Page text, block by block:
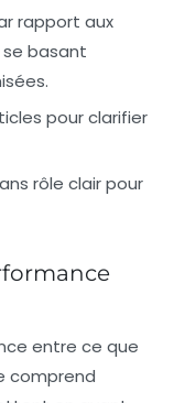
rapport aux
se basant
pour clarifier
rôle clair pour
entre ce que
comprend